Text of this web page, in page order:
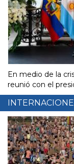
En medio de la
reunió con el